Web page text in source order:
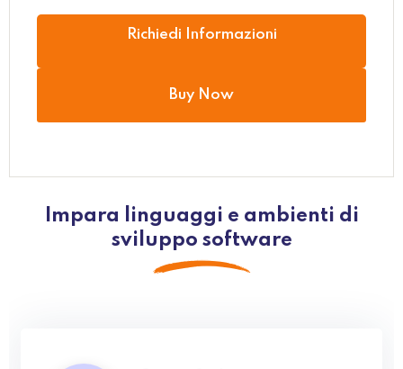
Richiedi Informazioni
Buy Now
Impara linguaggi e ambienti di
sviluppo software